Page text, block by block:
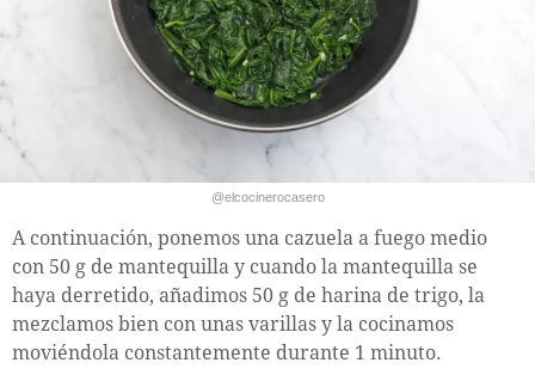
@elcocinerocasero
A continuación, ponemos una cazuela a fuego medio
con 50 g de mantequilla y cuando la mantequilla se
haya derretido, añadimos 50 g de harina de trigo, la
mezclamos bien con unas varillas y la cocinamos
moviéndola constantemente durante 1 minuto.